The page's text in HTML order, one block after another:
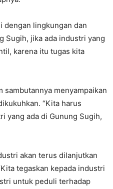
dengan lingkungan dan
Sugih, jika ada industri yang
karena itu tugas kita
sambutannya menyampaikan
“Kita harus
yang ada di Gunung Sugih,
akan terus dilanjutkan
tegaskan kepada industri
untuk peduli terhadap